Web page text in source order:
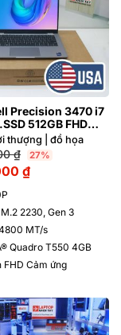
Precision 3470 i7
512GB FHD
Quadro
thượng | đồ họa
₫ 27%
₫
2230, Gen 3
MT/s
Quadro T550 4GB
FHD Cảm ứng